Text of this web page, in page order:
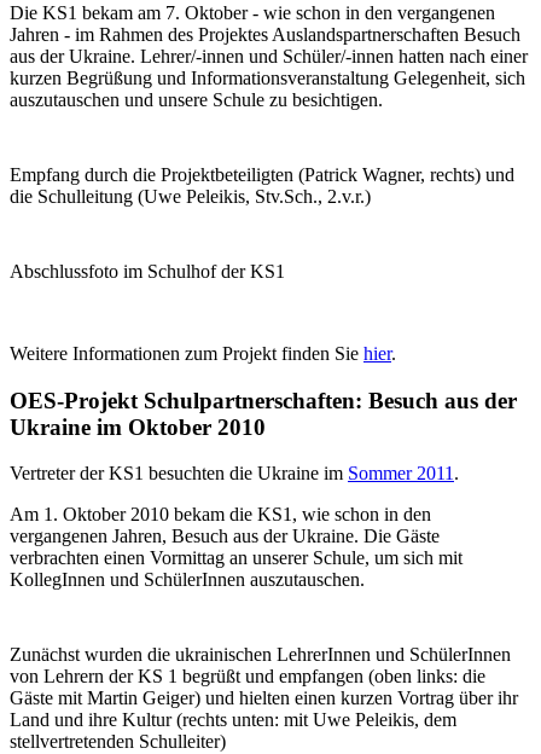
Die KS1 bekam am 7. Oktober - wie schon in den vergangenen
Jahren - im Rahmen des Projektes Auslandspartnerschaften Besuch
aus der Ukraine. Lehrer/-innen und Schüler/-innen hatten nach einer
kurzen Begrüßung und Informationsveranstaltung Gelegenheit, sich
auszutauschen und unsere Schule zu besichtigen.
Empfang durch die Projektbeteiligten (Patrick Wagner, rechts) und
die Schulleitung (Uwe Peleikis, Stv.Sch., 2.v.r.)
Abschlussfoto im Schulhof der KS1
Weitere Informationen zum Projekt finden Sie hier.
OES-Projekt Schulpartnerschaften: Besuch aus der
Ukraine im Oktober 2010
Vertreter der KS1 besuchten die Ukraine im Sommer 2011 .
Am 1. Oktober 2010 bekam die KS1, wie schon in den
vergangenen Jahren, Besuch aus der Ukraine. Die Gäste
verbrachten einen Vormittag an unserer Schule, um sich mit
KollegInnen und SchülerInnen auszutauschen.
Zunächst wurden die ukrainischen LehrerInnen und SchülerInnen
von Lehrern der KS 1 begrüßt und empfangen (oben links: die
Gäste mit Martin Geiger) und hielten einen kurzen Vortrag über ihr
Land und ihre Kultur (rechts unten: mit Uwe Peleikis, dem
stellvertretenden Schulleiter)